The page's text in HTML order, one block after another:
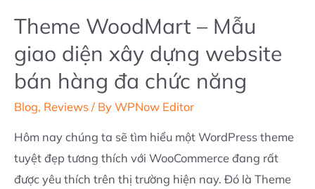
Theme WoodMart – Mẫu
giao diện xây dựng website
bán hàng đa chức năng
Blog, Reviews / By WPNow Editor
Hôm nay chúng ta sẽ tìm hiểu một WordPress theme
tuyệt đẹp tương thích với WooCommerce đang rất
được yêu thích trên thị trường hiện nay. Đó là Theme